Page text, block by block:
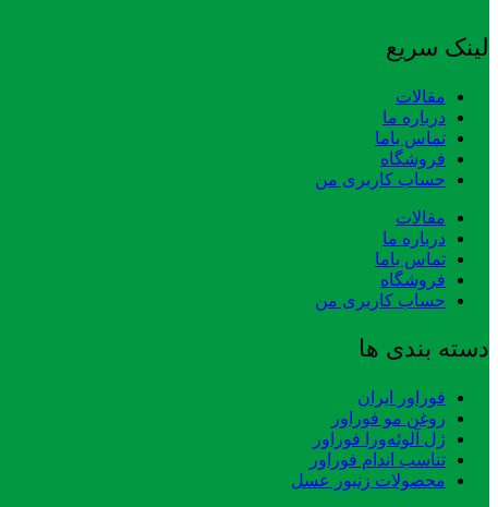
لینک سریع
مقالات
درباره ما
تماس باما
فروشگاه
حساب کاربری من
مقالات
درباره ما
تماس باما
فروشگاه
حساب کاربری من
دسته بندی ها
فوراور ایران
روغن مو فوراور
ژل آلوئه‌ورا فوراور
تناسب اندام فوراور
محصولات زنبور عسل